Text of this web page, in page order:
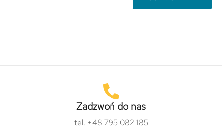
Zadzwoń do nas
tel. +48 795 082 185